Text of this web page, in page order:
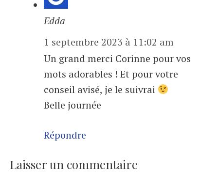
Edda
1 septembre 2023 à 11:02 am
Un grand merci Corinne pour vos
mots adorables ! Et pour votre
conseil avisé, je le suivrai
Belle journée
Répondre
Laisser un commentaire